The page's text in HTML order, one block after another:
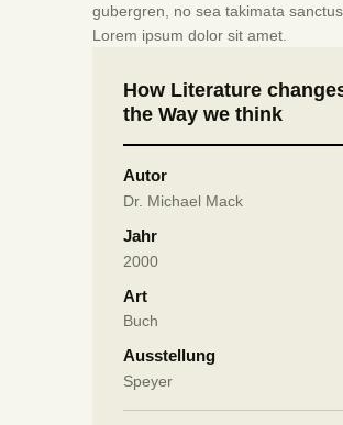
gubergren, no sea takimata
Lorem ipsum dolor sit amet.
How Literature
the Way we think
Autor
Dr. Michael Mack
Jahr
2000
Art
Buch
Ausstellung
Speyer